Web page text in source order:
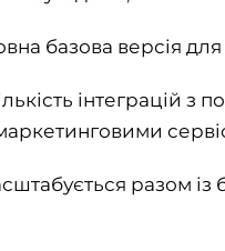
базова версія для
інтеграцій з
разом із